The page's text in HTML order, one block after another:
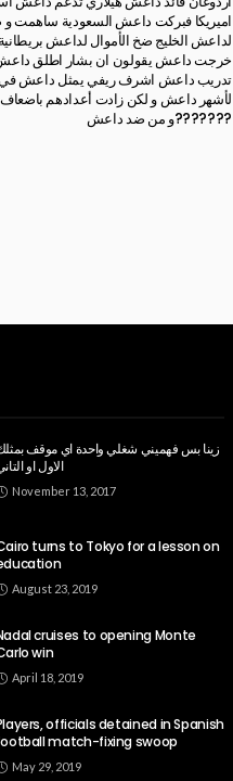
اميريكا فبركت داعش السعودية ساهمت
لداعش الخليج ضخ الأموال لداعش
خرجت داعش يقولون ان بشار اطلق داعش
تدريب داعش اشرف ريفي يمثل داعش في
لأشهر داعش و لكن زادت أعدادهم
و من ضد داعش???????
زينا بس فهميني شغلي واحدة اي موقف
الاول او
November 13, 2017
turns to Tokyo for a lesson on
August 23, 2019
cruises to opening Monte
win
April 18, 2019
officials detained in Spanish
match-fixing swoop
May 29, 2019